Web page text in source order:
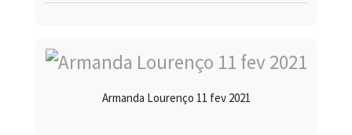
Armanda Lourenço 11 fev 2021